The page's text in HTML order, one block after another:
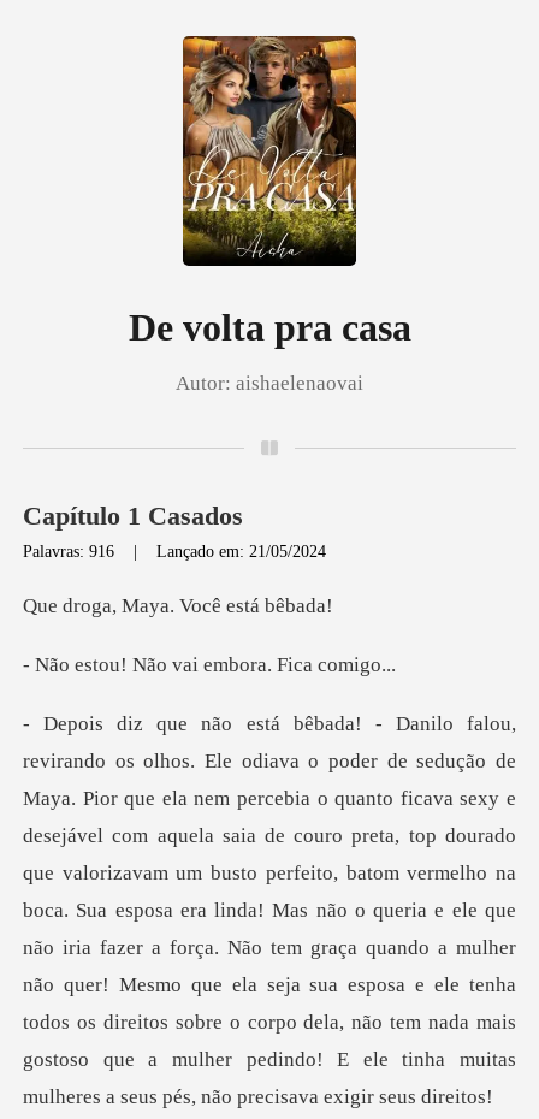
HistóricoDe volta pra casa
Autor: aishaelenaovai
Capítulo 1 Casados
Palavras: 916 |Lançado em: 21/05/2024
Maya. Você
ão vai embora.
ta, top dourado
que valorizavam um busto perfeito, batom vermelho na
boca. Sua esposa era linda! Mas não o queria e ele que
não iria fazer a força. Não tem graça quando a mulher
não quer! Mesmo qu